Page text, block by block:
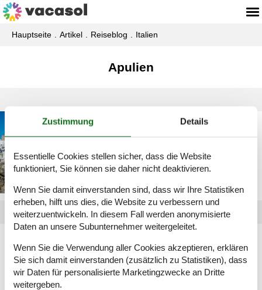
Hauptseite Artikel Reiseblog Italien
Apulien
Sehenswürdigkeiten in
Alle
Reiseblog
Zustimmung Details
Essentielle Cookies stellen sicher, dass die Website
funktioniert, Sie können sie daher nicht deaktivieren.
Wenn Sie damit einverstanden sind, dass wir Ihre Statistiken
erheben, hilft uns dies, die Website zu verbessern und
weiterzuentwickeln. In diesem Fall werden anonymisierte
Daten an unsere Subunternehmer weitergeleitet.
Wenn Sie die Verwendung aller Cookies akzeptieren, erklären
Sie sich damit einverstanden (zusätzlich zu Statistiken), dass
wir Daten für personalisierte Marketingzwecke an Dritte
weitergeben.